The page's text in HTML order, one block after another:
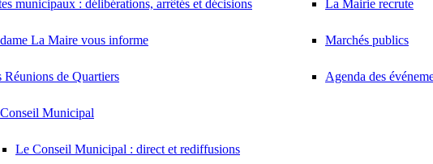
municipaux : délibérations, arrêtés et décisions
La Maire vous informe
Réunions de Quartiers
Municipal
Le Conseil Municipal : direct et rediffusions
La Mairie recrute
Marchés publics
Agenda des